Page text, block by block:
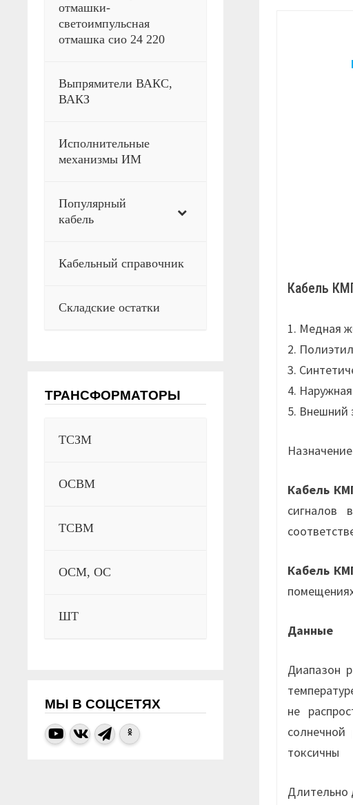
Кабель
1. Медная
2.
3.
4.
5. Внешний
Кабель
сигналов
Кабель
Данные
Диапазон
не
токсичны
Длительно
отмашки-
светоимпульсная
отмашка сио 24 220
Выпрямители ВАКС,
ВАКЗ
Исполнительные
механизмы ИМ
Популярный
кабель
Кабельный справочник
Складские остатки
ТРАНСФОРМАТОРЫ
ТСЗМ
ОСВМ
ТСВМ
ОСМ, ОС
ШТ
МЫ В СОЦСЕТЯХ